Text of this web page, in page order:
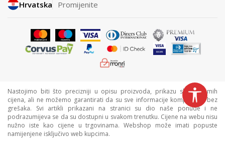
Hrvatska Promijenite
Nastojimo biti što precizniji u opisu proizvoda, prikazu slika i samih
cijena, ali ne možemo garantirati da su sve informacije kompletne i bez
grešaka. Svi artikli prikazani na stranici su dio naše ponude i ne
podrazumijeva se da su dostupni u svakom trenutku. Cijene na webu nisu
nužno iste kao cijene u trgovinama. Webshop može imati popuste
namijenjene isključivo web kupcima.